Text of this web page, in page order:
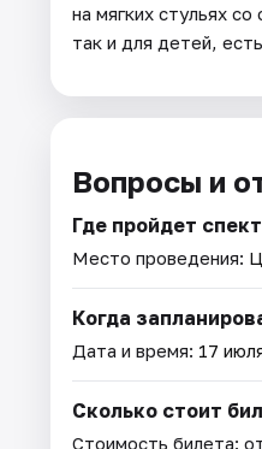
на мягких стульях
так и для детей,
Вопросы и
Где пройдет
Место проведения:
Когда
Дата и время: 17
Сколько стоит
Стоимость билета: